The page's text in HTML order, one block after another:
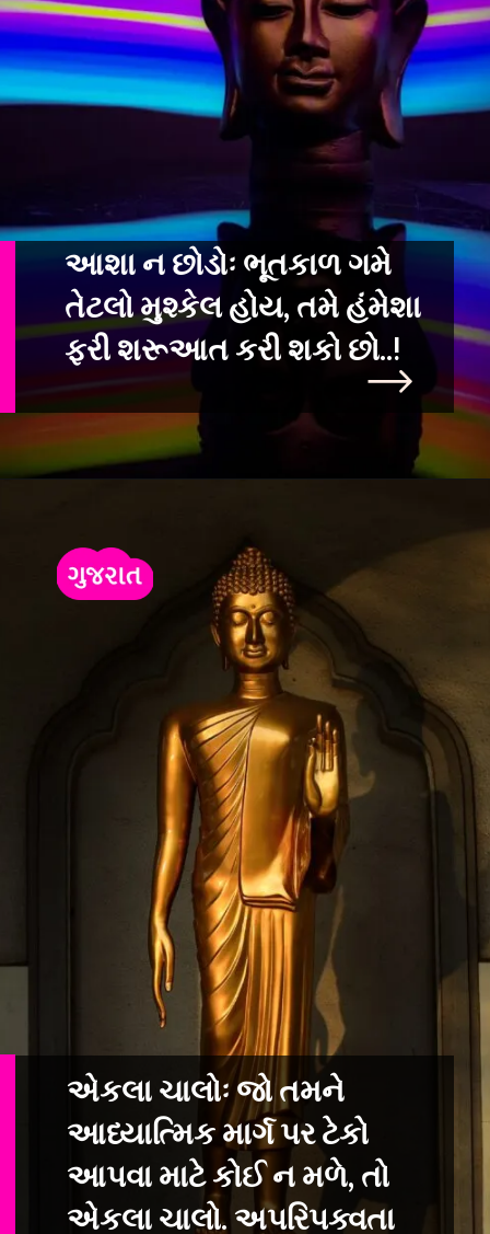
આશા ન છોડોઃ ભૂતકાળ ગમે
તેટલો મુશ્કેલ હોય, તમે હંમેશા
ફરી શરૂઆત કરી શકો છો..!
એકલા ચાલોઃ જો તમને
આધ્યાત્મિક માર્ગ પર ટેકો
આપવા માટે કોઈ ન મળે, તો
એકલા ચાલો. અપરિપક્વતા